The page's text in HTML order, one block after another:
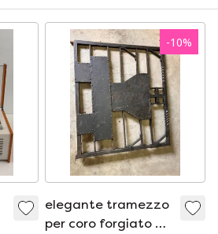
-10%
elegante tramezzo
per coro forgiato a